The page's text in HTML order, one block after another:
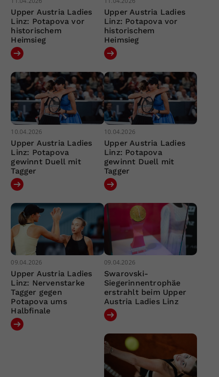
Upper Austria Ladies
Linz: Potapova vor
historischem
Heimsieg
Upper Austria Ladies
Linz: Potapova vor
historischem
Heimsieg
10.04.2026
Upper Austria Ladies
Linz: Potapova
gewinnt Duell mit
Tagger
10.04.2026
Upper Austria Ladies
Linz: Potapova
gewinnt Duell mit
Tagger
09.04.2026
Upper Austria Ladies
Linz: Nervenstarke
Tagger gegen
Potapova ums
Halbfinale
09.04.2026
Swarovski-
Siegerinnentrophäe
erstrahlt beim Upper
Austria Ladies Linz